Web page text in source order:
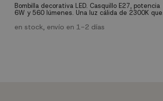
Bombilla decorativa LED. Casquillo E27, potencia
6W y 560 lúmenes. Una luz cálida de 2300K que
con una vida útil de 28.000 horas.
en stock, envío en 1-2 días